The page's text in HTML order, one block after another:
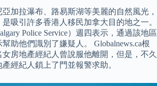
加拉瀑布、路易斯湖等美麗的自然風光，
吸引許多香港人移民加拿大目的地之一。
Police Service）週四表示，通過該地區
助他們識別了嫌疑人。 Globalnews.ca根
房地產經紀人曾說服他離開，但是，不久
經紀人鎖上了門並報警求助。